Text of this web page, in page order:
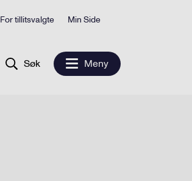
For tillitsvalgte Min Side
Søk Meny